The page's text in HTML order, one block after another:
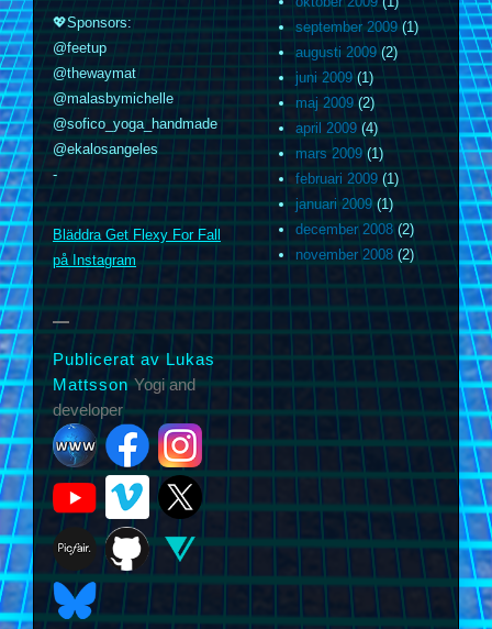
💖Sponsors:
@feetup
@thewaymat
@malasbymichelle
@sofico_yoga_handmade
@ekalosangeles
-
Bläddra Get Flexy For Fall
på Instagram
Publicerat av Lukas
MattssonYogi and
developer
september 2009(1)
augusti 2009(2)
juni 2009(1)
maj 2009 (2)
april 2009 (4)
mars 2009(1)
februari 2009 (1)
januari 2009(1)
december 2008(2)
november 2008 (2)